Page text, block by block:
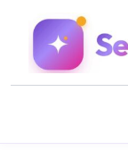
conteúdo